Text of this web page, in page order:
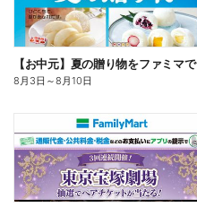
【お中元】夏の贈り物をファミマで
8月3日 ～8月10日